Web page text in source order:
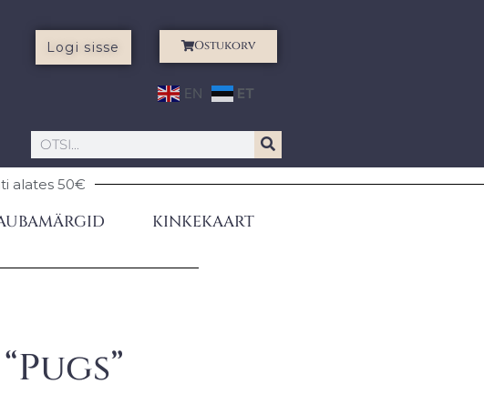
Logi sisse Ostukorv
EN ET
alates 50€
KINKEKAART